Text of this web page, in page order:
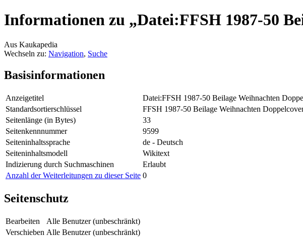
Informationen zu „Datei:FFSH 1987-50
Aus Kaukapedia
Wechseln zu: Navigation, Suche
Basisinformationen
Anzeigetitel
Datei:FFSH 1987-50 Beilage Weihnachten
Standardsortierschlüssel
FFSH 1987-50 Beilage Weihnachten
Seitenlänge (in Bytes)
33
Seitenkennnummer
9599
Seiteninhaltssprache
de - Deutsch
Seiteninhaltsmodell
Wikitext
Indizierung durch Suchmaschinen
Erlaubt
Anzahl der Weiterleitungen zu dieser Seite 0
Seitenschutz
Bearbeiten
Alle Benutzer (unbeschränkt)
Verschieben Alle Benutzer (unbeschränkt)